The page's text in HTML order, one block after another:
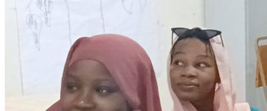
Development
Programmes éducationels
Notre Quotidien